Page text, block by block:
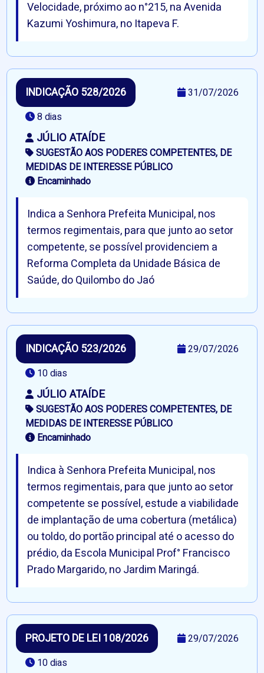
Velocidade, próximo ao n°215, na Avenida
Kazumi Yoshimura, no Itapeva F.
INDICAÇÃO 528/2026
31/07/2026
8 dias
JÚLIO ATAÍDE
SUGESTÃO AOS PODERES COMPETENTES, DE
MEDIDAS DE INTERESSE PÚBLICO
Encaminhado
Indica a Senhora Prefeita Municipal, nos
termos regimentais, para que junto ao setor
competente, se possível providenciem a
Reforma Completa da Unidade Básica de
Saúde, do Quilombo do Jaó
INDICAÇÃO 523/2026
29/07/2026
10 dias
JÚLIO ATAÍDE
SUGESTÃO AOS PODERES COMPETENTES, DE
MEDIDAS DE INTERESSE PÚBLICO
Encaminhado
Indica à Senhora Prefeita Municipal, nos
termos regimentais, para que junto ao setor
competente se possível, estude a viabilidade
de implantação de uma cobertura (metálica)
ou toldo, do portão principal até o acesso do
prédio, da Escola Municipal Prof° Francisco
Prado Margarido, no Jardim Maringá.
PROJETO DE LEI 108/2026
29/07/2026
10 dias